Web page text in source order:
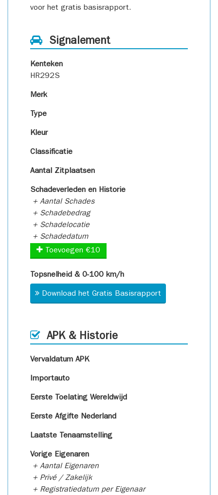
voor het gratis basisrapport.
Signalement
Kenteken
HR292S
Merk
Type
Kleur
Classificatie
Aantal Zitplaatsen
Schadeverleden en Historie
+ Aantal Schades
+ Schadebedrag
+ Schadelocatie
+ Schadedatum
Toevoegen €10
Topsnelheid & 0-100 km/h
Download het Gratis Basisrapport
APK & Historie
Vervaldatum APK
Importauto
Eerste Toelating Wereldwijd
Eerste Afgifte Nederland
Laatste Tenaamstelling
Vorige Eigenaren
+ Aantal Eigenaren
+ Privé / Zakelijk
+ Registratiedatum per Eigenaar